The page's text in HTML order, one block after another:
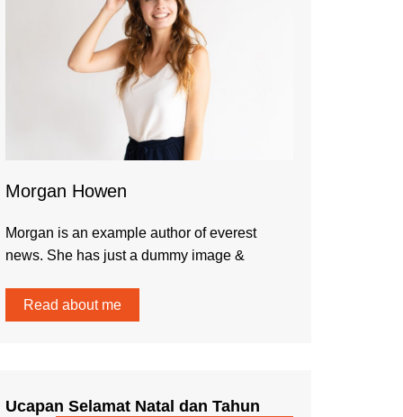
Morgan Howen
Morgan is an example author of everest
news. She has just a dummy image &
Read about me
Ucapan Selamat Natal dan Tahun